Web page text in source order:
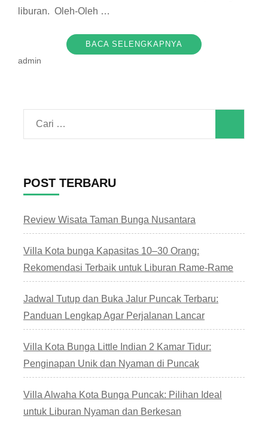
liburan. Oleh-Oleh …
BACA SELENGKAPNYA
admin
Cari
untuk:
POST TERBARU
Review Wisata Taman Bunga Nusantara
Villa Kota bunga Kapasitas 10–30 Orang:
Rekomendasi Terbaik untuk Liburan Rame-Rame
Jadwal Tutup dan Buka Jalur Puncak Terbaru:
Panduan Lengkap Agar Perjalanan Lancar
Villa Kota Bunga Little Indian 2 Kamar Tidur:
Penginapan Unik dan Nyaman di Puncak
Villa Alwaha Kota Bunga Puncak: Pilihan Ideal
untuk Liburan Nyaman dan Berkesan